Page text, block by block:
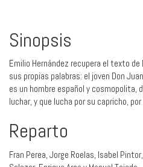
Sinopsis
Emilio Hernández recupera el texto de
sus propias palabras: el joven Don
es un hombre español y cosmopolita,
luchar, y que lucha por su capricho,
Reparto
Fran Perea, Jorge Roelas, Isabel